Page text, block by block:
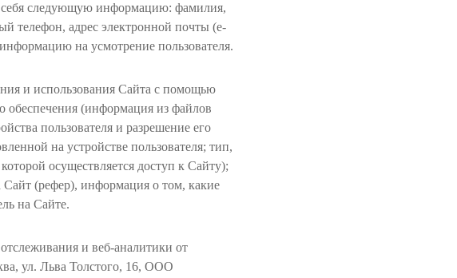
следующую информацию: фамилия,
телефон, адрес электронной почты (e-
на усмотрение пользователя.
и использования Сайта с помощью
обеспечения (информация из файлов
пользователя и разрешение его
на устройстве пользователя; тип,
осуществляется доступ к Сайту);
Сайт (рефер), информация о том, какие
на Сайте.
и веб-аналитики от
ул. Льва Толстого, 16, ООО